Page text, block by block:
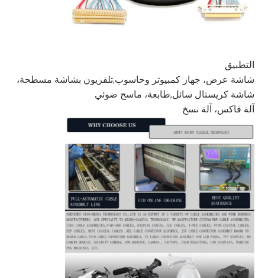
التطبيق
شاشة عرض، جهاز كمبيوتر وحاسوب,تلفزيون بشاشة مسطحة،
شاشة كريستال سائل,طابعة، ماسح ضوئي
آلة فاكس، آلة نسخ